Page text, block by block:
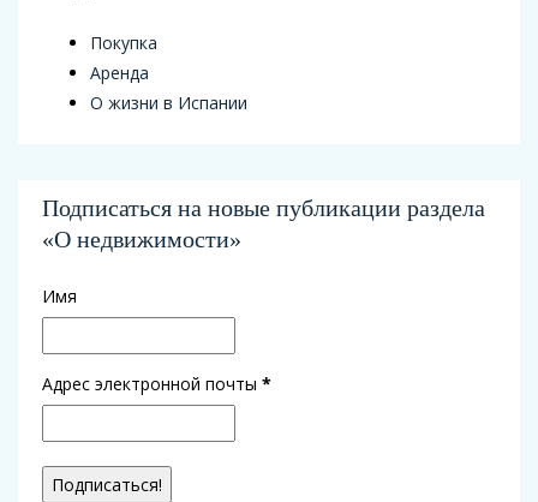
Покупка
Аренда
О жизни в Испании
Подписаться на новые публикации раздела
«О недвижимости»
Имя
Адрес электронной почты *